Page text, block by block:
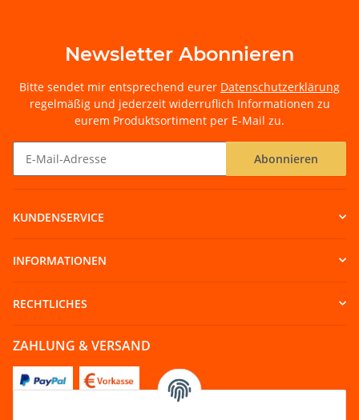
Newsletter Abonnieren
Bitte sendet mir entsprechend eurer Datenschutzerklärung
regelmäßig und jederzeit widerruflich Informationen zu
eurem Produktsortiment per E-Mail zu.
Abonnieren
KUNDENSERVICE
INFORMATIONEN
RECHTLICHES
ZAHLUNG & VERSAND